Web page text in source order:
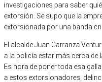
investigaciones para saber
extorsión. Se supo que la
extorsionada por una banda
El alcalde Juan Carranza
a la policía estar más cerca de
Es hora de poner toda esa
a estos extorsionadores,